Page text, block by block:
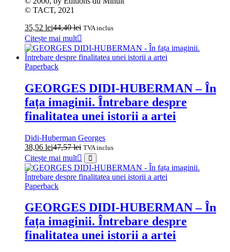
© TACT, 2021
35,52 lei44,40lei TVA inclus
Citește mai mult
Paperback
GEORGES DIDI‑HUBERMAN – În
fața imaginii. Întrebare despre
finalitatea unei istorii a artei
Didi-Huberman Georges
38,06 lei47,57lei TVA inclus
Citește mai mult
Paperback
GEORGES DIDI‑HUBERMAN – În
fața imaginii. Întrebare despre
finalitatea unei istorii a artei